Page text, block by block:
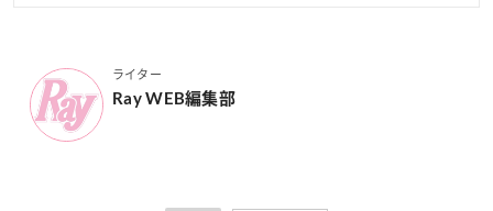
ライター
Ray WEB編集部